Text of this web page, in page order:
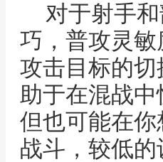
对于射手
巧，普攻灵
攻击目标的
助于在混战
但也可能在
战斗，较低